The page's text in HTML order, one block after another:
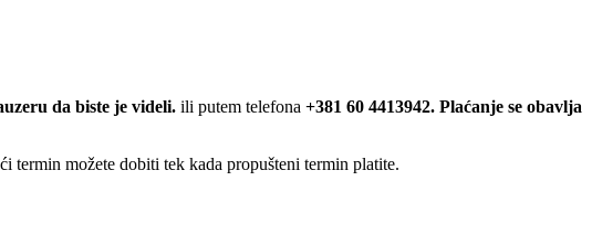
da biste je videli. ili putem telefona +381 60 4413942. Plaćanje se obavlja
termin možete dobiti tek kada propušteni termin platite.